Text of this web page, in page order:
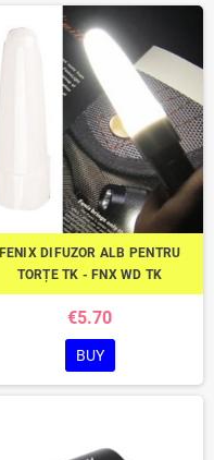
FENIX DIFUZOR ALB PENTRU
TORȚE TK - FNX WD TK
€5.70
BUY